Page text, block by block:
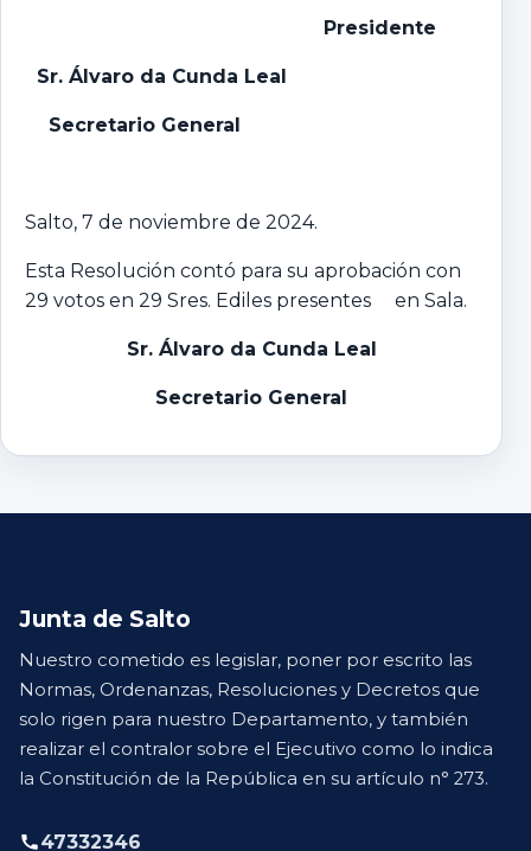
Presidente
Sr. Álvaro da Cunda Leal
Secretario General
Salto, 7 de noviembre de 2024.
Esta Resolución contó para su aprobación con
29 votos en 29 Sres. Ediles presentes en Sala.
Sr. Álvaro da Cunda Leal
Secretario General
Junta de Salto
Nuestro cometido es legislar, poner por escrito las
Normas, Ordenanzas, Resoluciones y Decretos que
solo rigen para nuestro Departamento, y también
realizar el contralor sobre el Ejecutivo como lo indica
la Constitución de la República en su artículo n° 273.
47332346